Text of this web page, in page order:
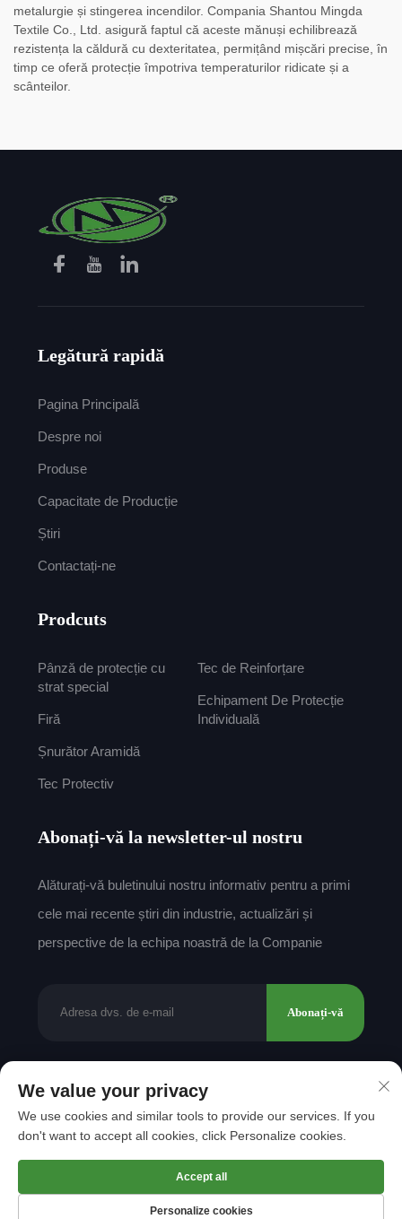
metalurgie și stingerea incendilor. Compania Shantou Mingda
Textile Co., Ltd. asigură faptul că aceste mănuși echilibrează
rezistența la căldură cu dexteritatea, permițând mișcări precise, în
timp ce oferă protecție împotriva temperaturilor ridicate și a
scânteilor.
Legătură rapidă
Pagina Principală
Despre noi
Produse
Capacitate de Producție
Știri
Contactați-ne
Prodcuts
Pânză de protecție cu
strat special
Firă
Șnurător Aramidă
Tec Protectiv
Tec de Reinforțare
Echipament De Protecție
Individuală
Abonați-vă la newsletter-ul nostru
Alăturați-vă buletinului nostru informativ pentru a primi
cele mai recente știri din industrie, actualizări și
perspective de la echipa noastră de la Companie
Abonați-vă
Drepturi de autor © 2025 de către Shantou Mingda
Textile Co., Ltd.
Politica de confidențialitate
Derulează spre sus
We value your privacy
We use cookies and similar tools to provide our services. If you
don't want to accept all cookies, click Personalize cookies.
Personalize cookies
Accept all